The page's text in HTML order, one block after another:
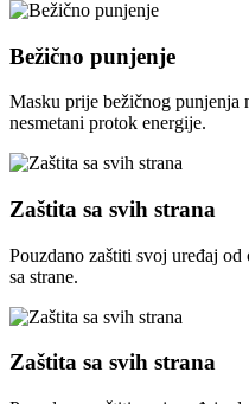
Bežično punjenje
Masku prije bežičnog punjenja
nesmetani protok energije.
Zaštita sa svih strana
Pouzdano zaštiti svoj uređaj
sa strane.
Zaštita sa svih strana